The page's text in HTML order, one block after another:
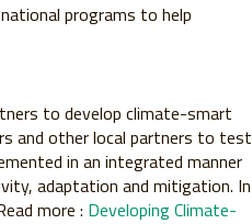
programs to help
to develop climate-smart
and other local partners to test
in an integrated manner
adaptation and mitigation. In
more : Developing Climate-